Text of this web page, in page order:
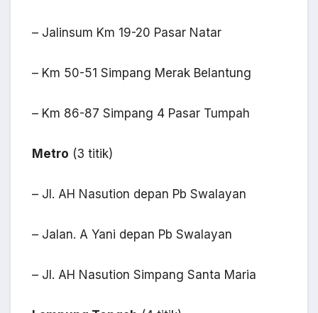
– Jalinsum Km 19-20 Pasar Natar
– Km 50-51 Simpang Merak Belantung
– Km 86-87 Simpang 4 Pasar Tumpah
Metro (3 titik)
– Jl. AH Nasution depan Pb Swalayan
– Jalan. A Yani depan Pb Swalayan
– Jl. AH Nasution Simpang Santa Maria